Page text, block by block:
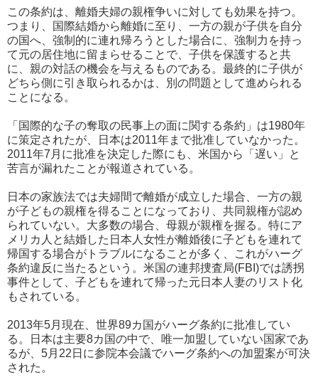
この条約は、離婚夫婦の親権争いに対しても効果を持つ。
つまり、国際結婚から離婚に至り、一方の親が子供を自分
の国へ、強制的に連れ帰ろうとした場合に、強制力を持っ
て元の居住地に留まらせることで、子供を保護すると共
に、親の対話の機会を与えるものである。最終的に子供が
どちら側に引き取られるかは、別の問題として進められる
ことになる。
「国際的な子の奪取の民事上の面に関する条約」は1980年
に策定されたが、日本は2011年まで批准していなかった。
2011年7月に批准を決定した際にも、米国から「遅い」と
苦言が漏れたことが報道されている。
日本の家族法では夫婦間で離婚が成立した場合、一方の親
が子どもの親権を得ることになっており、共同親権が認め
られていない。大多数の場合、母親が親権を握る。特にア
メリカ人と結婚した日本人女性が離婚後に子どもを連れて
帰国する場合がトラブルになることが多く、これがハーグ
条約違反に当たるという。米国の連邦捜査局(FBI)では誘拐
事件として、子どもを連れて帰った元日本人妻のリスト化
もされている。
2013年5月現在、世界89カ国がハーグ条約に批准してい
る。日本は主要8カ国の中で、唯一加盟していない国家であ
るが、5月22日に参院本会議でハーグ条約への加盟案が可決
された。